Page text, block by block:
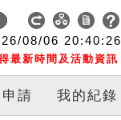
08/06 20:40:26
最新時間及活動資訊
請 我的紀錄